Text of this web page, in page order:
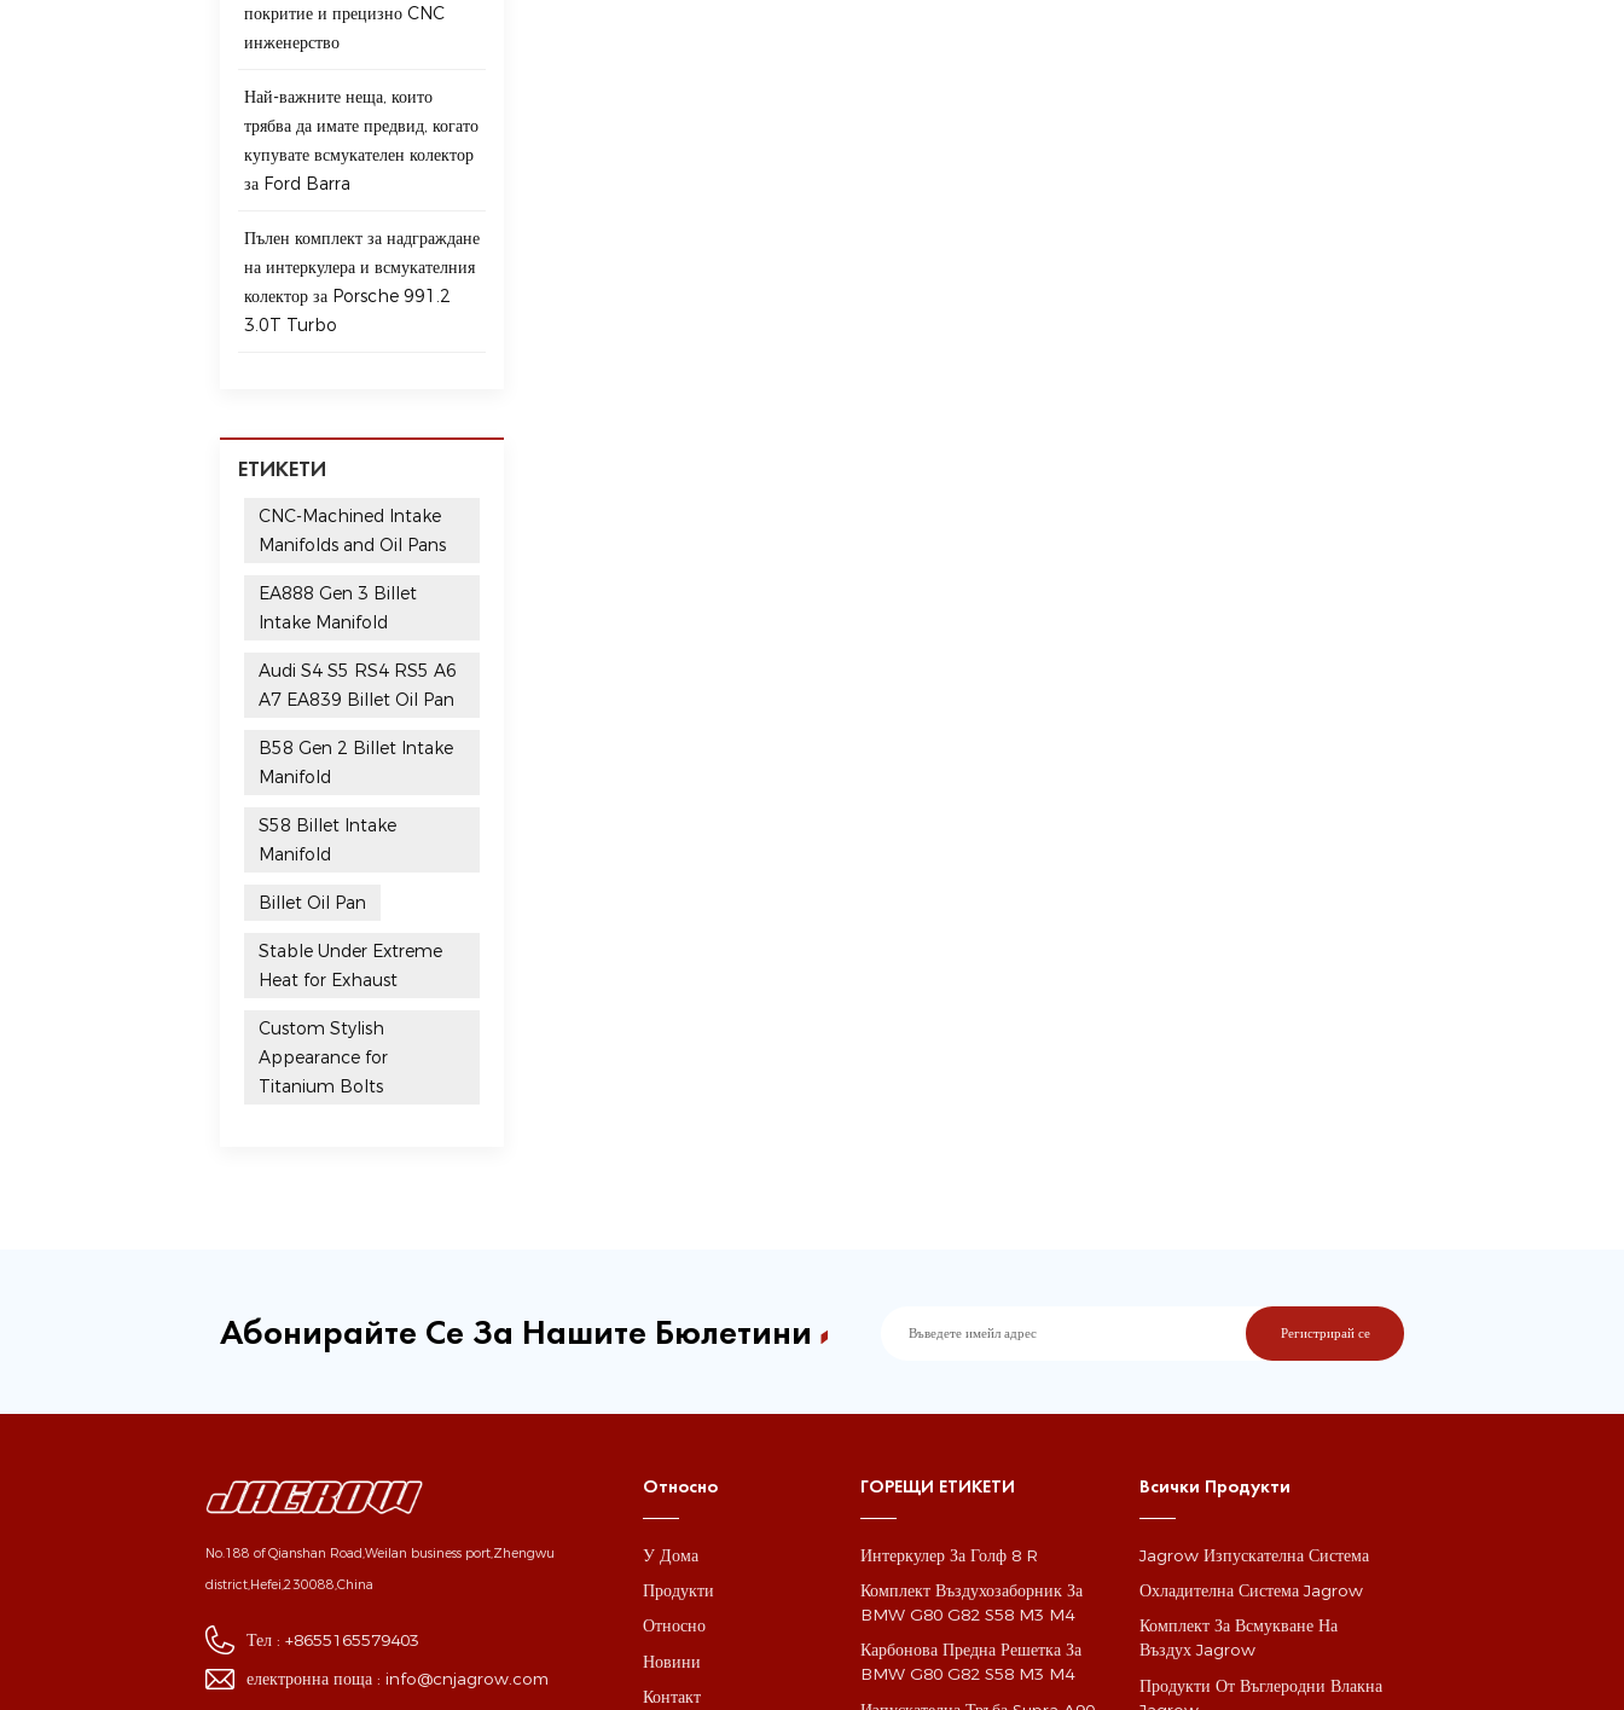
покритие и прецизно CNC
инженерство
Най-важните неща, които
трябва да имате предвид, когато
купувате всмукателен колектор
за Ford Barra
Пълен комплект за надграждане
на интеркулера и всмукателния
колектор за Porsche 991.2
3.0T Turbo
ЕТИКЕТИ
CNC-Machined Intake
Manifolds and Oil Pans
EA888 Gen 3 Billet
Intake Manifold
Audi S4 S5 RS4 RS5 A6
A7 EA839 Billet Oil Pan
B58 Gen 2 Billet Intake
Manifold
S58 Billet Intake
Manifold
Billet Oil Pan
Stable Under Extreme
Heat for Exhaust
Custom Stylish
Appearance for
Titanium Bolts
Абонирайте Се За Нашите Бюлетини
No.188 of Qianshan Road,Weilan business port,Zhengwu
district,Hefei,230088,China
Тел :+8655165579403
електронна поща :info@cnjagrow.com
Относно
У Дома
Продукти
Относно
Новини
Контакт
ГОРЕЩИ ЕТИКЕТИ
Интеркулер За Голф 8 R
Комплект Въздухозаборник За
BMW G80 G82 S58 M3 M4
Карбонова Предна Решетка За
BMW G80 G82 S58 M3 M4
Всички Продукти
Jagrow Изпускателна Система
Охладителна Система Jagrow
Комплект За Всмукване На
Въздух Jagrow
Продукти От Въглеродни Влакна